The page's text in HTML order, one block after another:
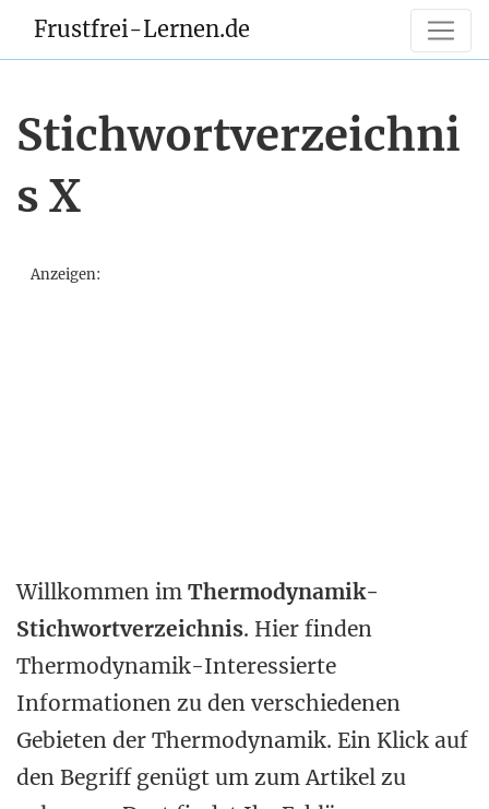
Frustfrei-Lernen.de
Stichwortverzeichni
s X
Anzeigen:
Willkommen im Thermodynamik-
Stichwortverzeichnis. Hier finden
Thermodynamik-Interessierte
Informationen zu den verschiedenen
Gebieten der Thermodynamik. Ein Klick auf
den Begriff genügt um zum Artikel zu